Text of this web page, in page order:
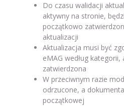
Do czasu walidacji
aktywny na stronie,
początkowo
aktualizacji
Aktualizacja musi być
eMAG według kategorii,
zatwierdzona
W przeciwnym razie
odrzucone, a
początkowej